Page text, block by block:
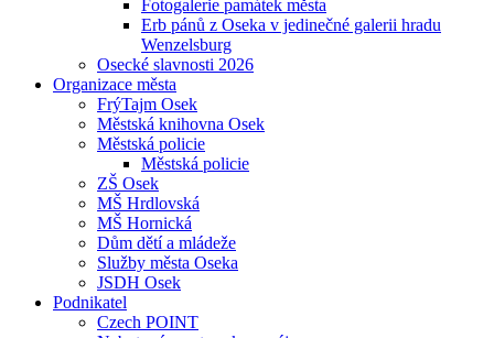
Fotogalerie památek města
Erb pánů z Oseka v jedinečné galerii hradu
Wenzelsburg
Osecké slavnosti 2026
Organizace města
FrýTajm Osek
Městská knihovna Osek
Městská policie
Městská policie
ZŠ Osek
MŠ Hrdlovská
MŠ Hornická
Dům dětí a mládeže
Služby města Oseka
JSDH Osek
Podnikatel
Czech POINT